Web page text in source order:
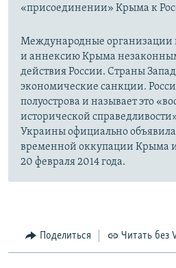
«присоединении» Крыма к
Международные организации
и аннексию Крыма
действия России. Страны
экономические санкции.
полуострова и называет это
исторической
Украины официально
временной оккупации Крыма и
20 февраля 2014 года.
Поделиться Читать без